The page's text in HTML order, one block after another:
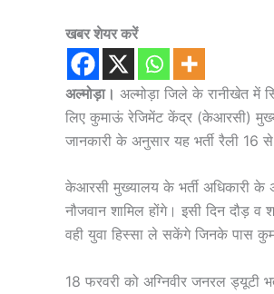
खबर शेयर करें
अल्मोड़ा। अल्मोड़ा जिले के रानीखेत में
लिए कुमाऊं रेजिमेंट केंद्र (केआरसी)
जानकारी के अनुसार यह भर्ती रैली 16
केआरसी मुख्यालय के भर्ती अधिकारी के
नौजवान शामिल होंगे। इसी दिन दौड़ व
वही युवा हिस्सा ले सकेंगे जिनके पास
18 फरवरी को अग्निवीर जनरल ड्यूटी